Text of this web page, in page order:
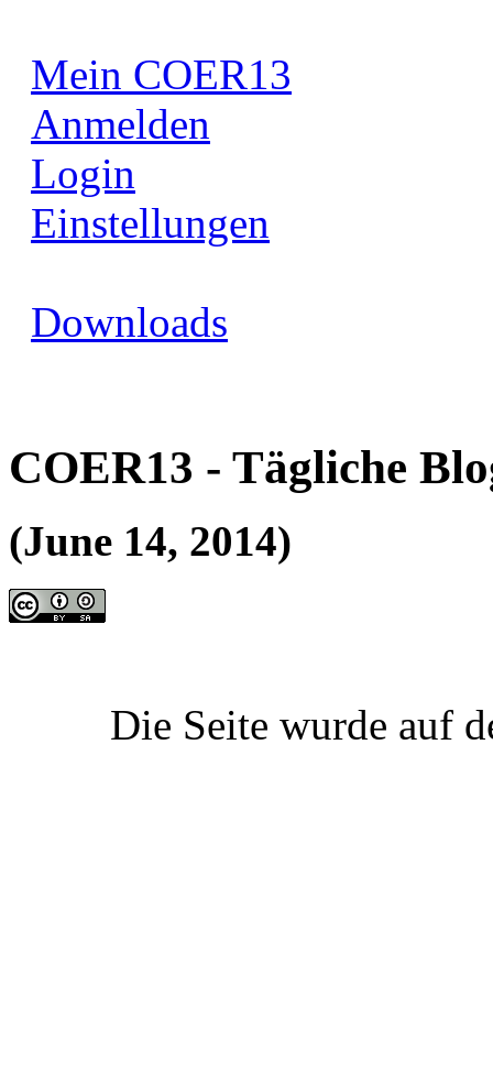
Mein COER13
Anmelden
Login
Einstellungen
Downloads
COER13 - Tägliche
(June 14, 2014)
Die Seite wurde auf